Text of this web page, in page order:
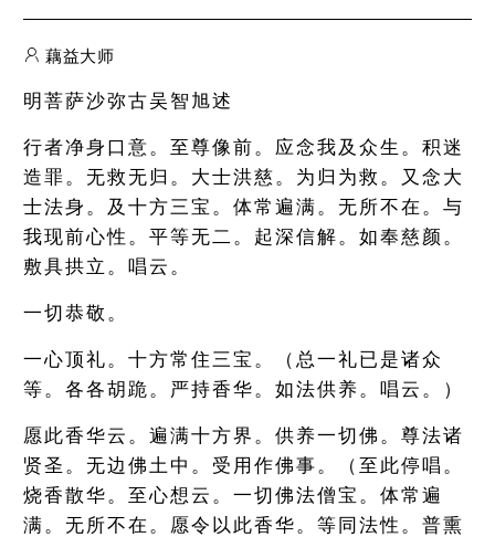
藕益大师
明菩萨沙弥古吴智旭述
行者净身口意。至尊像前。应念我及众生。积迷
造罪。无救无归。大士洪慈。为归为救。又念大
士法身。及十方三宝。体常遍满。无所不在。与
我现前心性。平等无二。起深信解。如奉慈颜。
敷具拱立。唱云。
一切恭敬。
一心顶礼。十方常住三宝。（总一礼已是诸众
等。各各胡跪。严持香华。如法供养。唱云。）
愿此香华云。遍满十方界。供养一切佛。尊法诸
贤圣。无边佛土中。受用作佛事。（至此停唱。
烧香散华。至心想云。一切佛法僧宝。体常遍
满。无所不在。愿令以此香华。等同法性。普熏